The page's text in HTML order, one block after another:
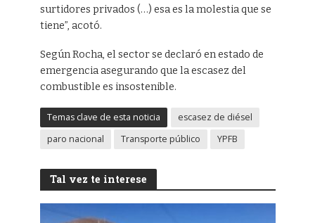
surtidores privados (…) esa es la molestia que se
tiene”, acotó.
Según Rocha, el sector se declaró en estado de
emergencia asegurando que la escasez del
combustible es insostenible.
Temas clave de esta noticia
escasez de diésel
paro nacional
Transporte público YPFB
Tal vez te interese